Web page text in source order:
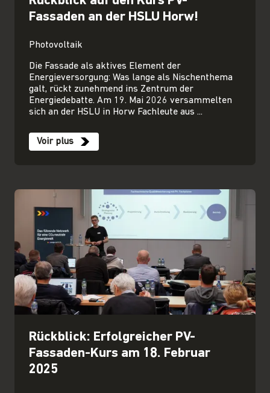
Fassaden an der HSLU Horw!
Photovoltaik
Die Fassade als aktives Element der
Energieversorgung: Was lange als Nischenthema
galt, rückt zunehmend ins Zentrum der
Energiedebatte. Am 19. Mai 2026 versammelten
sich an der HSLU in Horw Fachleute aus ...
Voir plus
Rückblick: Erfolgreicher PV-
Fassaden-Kurs am 18. Februar
2025